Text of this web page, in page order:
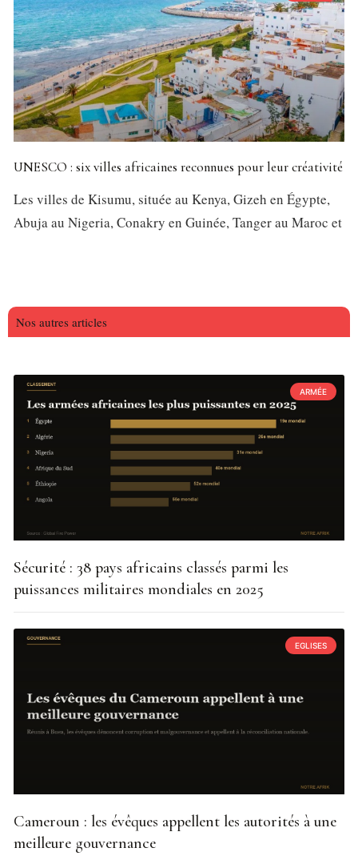
UNESCO : six villes africaines reconnues pour leur créativité
Les villes de Kisumu, située au Kenya, Gizeh en Égypte,
Abuja au Nigeria, Conakry en Guinée, Tanger au Maroc et
Nos autres articles
ARMÉE
Sécurité : 38 pays africains classés parmi les
puissances militaires mondiales en 2025
EGLISES
Cameroun : les évêques appellent les autorités à une
meilleure gouvernance